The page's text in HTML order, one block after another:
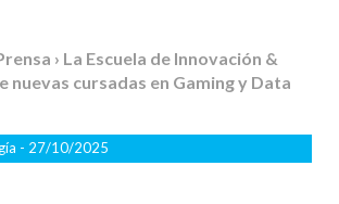
› La Escuela de Innovación &
nuevas cursadas en Gaming y Data
- 27/10/2025